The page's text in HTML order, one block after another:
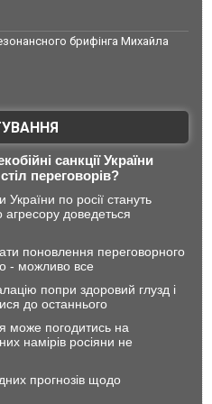
брифінга Михайла
санкції України
переговорів?
України по росії стануть
доведеться
поновлення переговорного
- можливо все
попри здоровий глузд і
до останнього
може погодитись на
намірів росіяни не
прогнозів щодо